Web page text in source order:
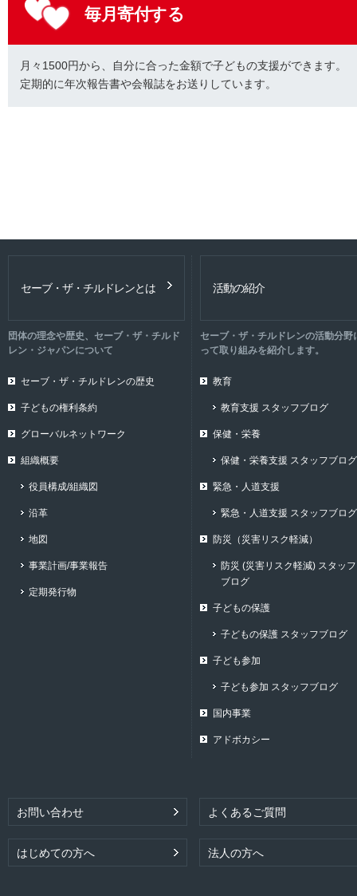
毎月寄付する
月々1500円から、自分に合った金額で子どもの支援ができます。
定期的に年次報告書や会報誌をお送りしています。
セーブ・ザ・チルドレンとは
団体の理念や歴史、セーブ・ザ・チルド
レン・ジャパンについて
セーブ・ザ・チルドレンの歴史
子どもの権利条約
グローバルネットワーク
組織概要
役員構成/組織図
沿革
地図
事業計画/事業報告
定期発行物
活動の紹介
セーブ・ザ・チルドレンの活動分野
って取り組みを紹介します。
教育
教育支援 スタッフブログ
保健・栄養
保健・栄養支援 スタッフブログ
緊急・人道支援
緊急・人道支援 スタッフブログ
防災（災害リスク軽減）
防災 (災害リスク軽減) スタッフ
ブログ
子どもの保護
子どもの保護 スタッフブログ
子ども参加
子ども参加 スタッフブログ
国内事業
アドボカシー
お問い合わせ よくあるご質問
はじめての方へ 法人の方へ